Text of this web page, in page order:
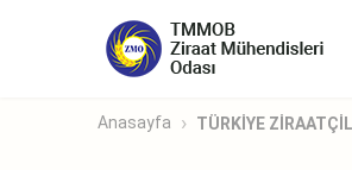
Anasayfa TÜRKİYE